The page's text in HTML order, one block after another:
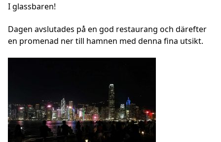
I glassbaren!
Dagen avslutades på en god restaurang och därefter
en promenad ner till hamnen med denna fina utsikt.